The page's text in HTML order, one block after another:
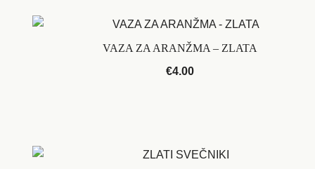
VAZA ZA ARANŽMA – ZLATA
€4.00